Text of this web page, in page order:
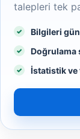
talepleri tek
Bilgileri
Doğrulama
İstatistik